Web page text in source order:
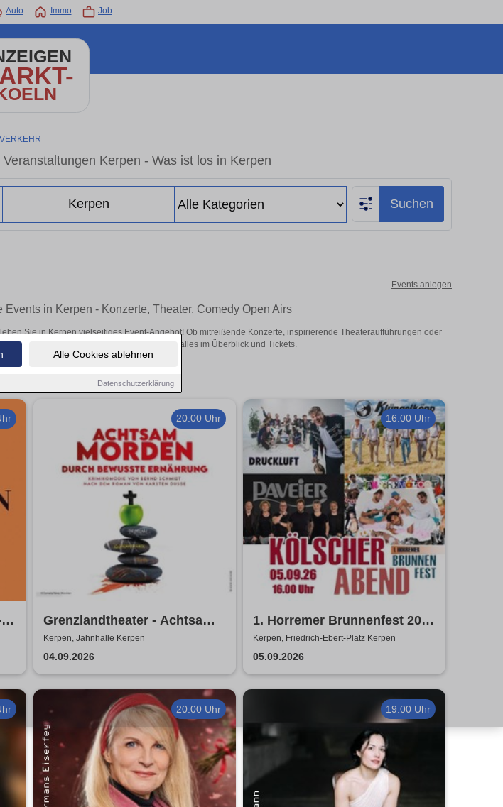
Alle Cookies ablehnen
Datenschutzerklärung
Auto Immo Job
Veranstaltungen Kerpen - Was ist los in Kerpen
Suchen
Events anlegen
Events in Kerpen - Konzerte, Theater, Comedy Open Airs
Sie in Kerpen vielseitiges Event-Angebot! Ob mitreißende Konzerte, inspirierende Theateraufführungen oder
Veranstaltungen in Kerpen – hier finden alles im Überblick und Tickets.
20:00 Uhr
Grenzlandtheater - Achtsam
Morden durch bewusste
Ernährung
Kerpen, Jahnhalle Kerpen
04.09.2026
16:00 Uhr
1. Horremer Brunnenfest 2026
- Klüngelköpp, Druckluft,
Planschemalöör, Paveier
Kerpen, Friedrich-Ebert-Platz Kerpen
05.09.2026
20:00 Uhr 19:00 Uhr